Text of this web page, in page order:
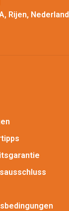
Rijen, Nederland